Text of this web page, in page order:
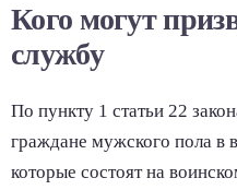
Кого могут
службу
По пункту 1 статьи 22
граждане мужского пола в
которые состоят на